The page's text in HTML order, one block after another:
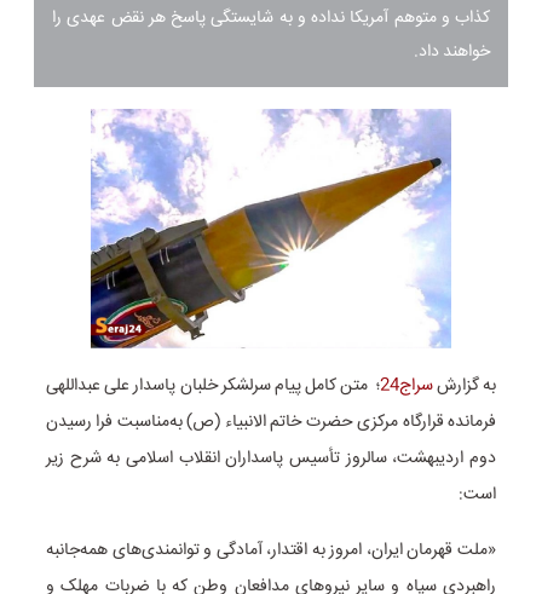
کذاب و متوهم آمریکا نداده و به شایستگی پاسخ هر نقض عهدی را
خواهند داد.
به گزارشسراج24
؛ متن کامل پیام سرلشکر خلبان پاسدار علی عبداللهی
فرمانده قرارگاه مرکزی حضرت خاتم الانبیاء (ص) به‌مناسبت فرا رسیدن
دوم اردیبهشت، سالروز تأسیس پاسداران انقلاب اسلامی به شرح زیر
است:
«ملت قهرمان ایران، امروز به اقتدار، آمادگی و توانمندی‌های همه‌جانبه
راهبردی سپاه و سایر نیروهای مدافعان وطن که با ضربات مهلک و